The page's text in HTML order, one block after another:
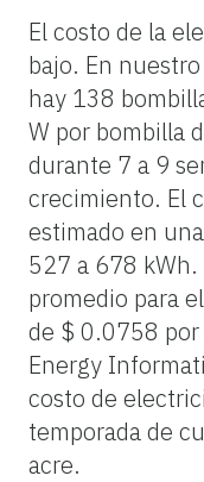
El costo de la
bajo. En
hay 138
W por bombilla
durante 7 a 9
crecimiento. El
estimado en
527 a 678
promedio para
de $ 0.0758 por
Energy
costo de
temporada de
acre.